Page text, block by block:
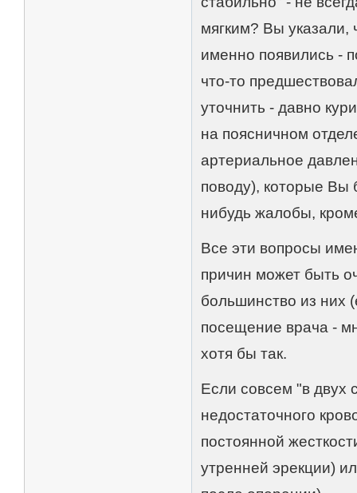
мягким? Вы указали,
именно появились -
что-то
уточнить - давно
на поясничном
артериальное
поводу), которые Вы
нибудь жалобы,
Все эти вопросы
причин может быть
большинство из них
посещение врача -
хотя бы так.
Если совсем "в двух
недостаточного
постоянной
утренней эрекции)